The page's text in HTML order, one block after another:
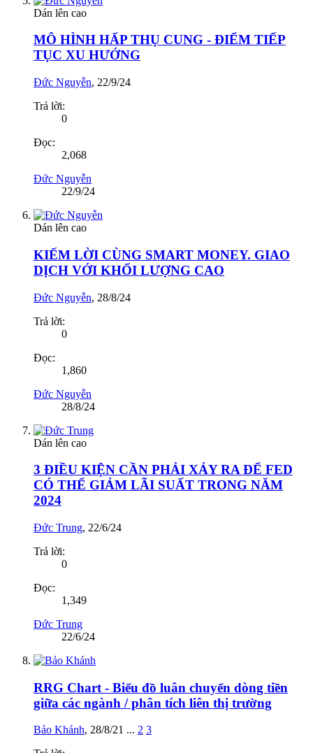
Dán lên cao
MÔ HÌNH HẤP THỤ CUNG - ĐIỂM TIẾP
TỤC XU HƯỚNG
Đức Nguyễn, 22/9/24
Trả lời:
0
Đọc:
2,068
Đức Nguyễn
22/9/24
Dán lên cao
KIẾM LỜI CÙNG SMART MONEY. GIAO
DỊCH VỚI KHỐI LƯỢNG CAO
Đức Nguyễn, 28/8/24
Trả lời:
0
Đọc:
1,860
Đức Nguyễn
28/8/24
Dán lên cao
3 ĐIỀU KIỆN CẦN PHẢI XẢY RA ĐỂ FED
CÓ THỂ GIẢM LÃI SUẤT TRONG NĂM
2024
Đức Trung, 22/6/24
Trả lời:
0
Đọc:
1,349
Đức Trung
22/6/24
RRG Chart - Biểu đồ luân chuyển dòng tiền
giữa các ngành / phân tích liên thị trường
Bảo Khánh, 28/8/21 ... 2 3